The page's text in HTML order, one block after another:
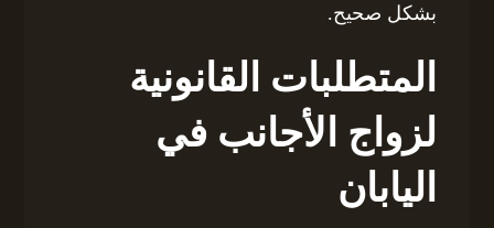
بشكل صحيح.
المتطلبات القانونية
لزواج الأجانب في
اليابان